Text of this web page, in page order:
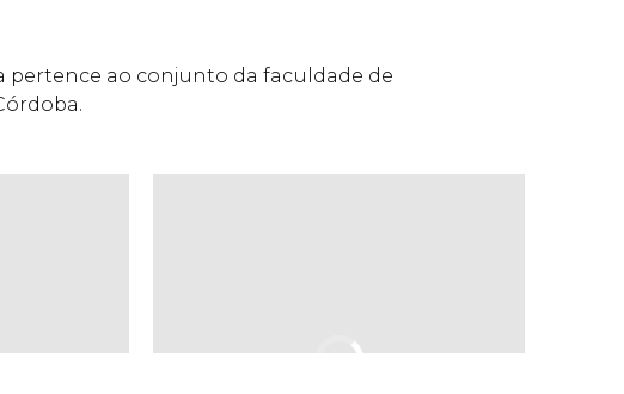
pertence ao conjunto da faculdade de